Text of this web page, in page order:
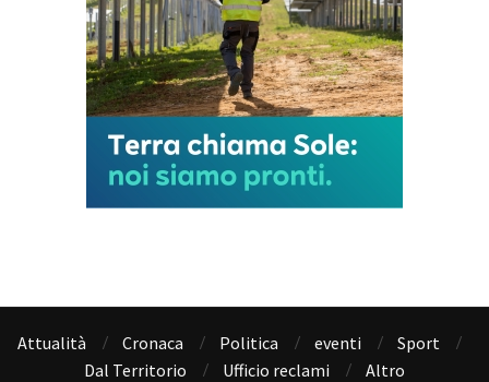
Attualità Cronaca Politica eventi
Sport
Dal Territorio
Ufficio reclami Altro